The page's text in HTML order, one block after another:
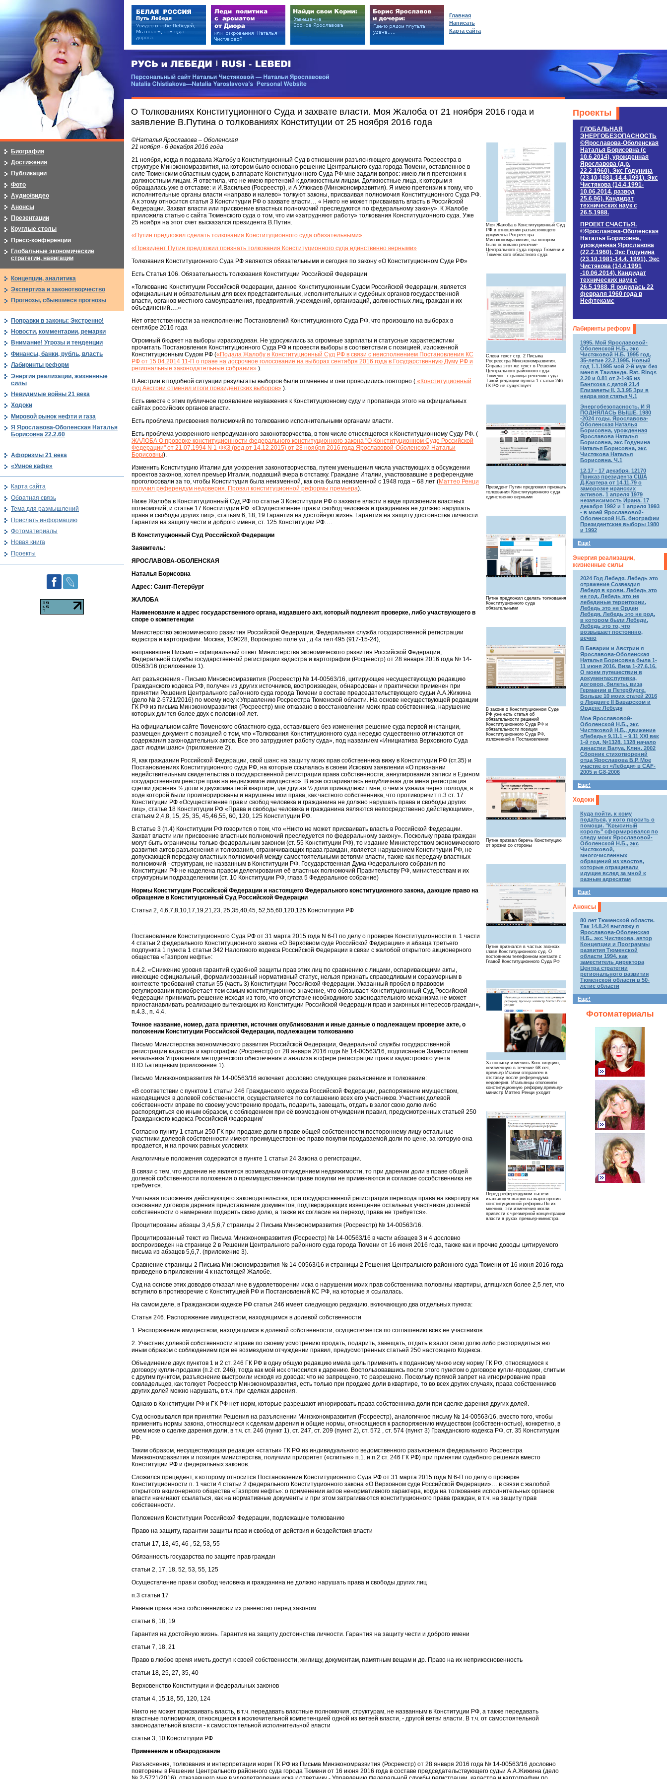
РУСЬ и ЛЕБЕДИ | RUSI — LEBEDI
Персональный сайт Натальи Чистяковой — Натальи Ярославовой
О Толкованиях Конституционного Суда и захвате власти. Моя Жалоба от 21 ноября 2016 года и
заявление В.Путина о толкованиях Конституции от 25 ноября 2016 года
Моя Жалоба в Конституционный Суд
РФ в отношении разъясняющего
документа Росреестра
Минэкономразвития, на котором
было основано решение
Центрального суда города Тюмени и
Тюменского областного суда
Слева текст стр. 2 Письма
Росреестра Минэкономразвития.
Справа этот же текст в Решении
Центрального районного суда
Тюмени - страница решения суда.
Такой редакции пункта 1 статьи 246
ГК РФ не существует
Президент Путин предложил признать
толкования Конституционного суда
единственно верными
Путин предложил сделать толкования
Конституционного суда
обязательными
В законе о Конституционном Суде
РФ уже есть статья об
обязательности решений
Конституционного Суда РФ и
обязательности позиции
Конституционного Суда РФ,
изложенной в Постановлении
Путин призвал беречь Конституцию
от эрозии со стороны
Путин признался в частых звонках
главе Конституционного суд. О
постоянном телефонном контакте с
Главой Конституционного Суда РФ
За попытку изменить Конституцию,
неизменную в течение 68 лет,
премьер Италии отправлен в
отставку после референдума
недоверия. Итальянцы отклонили
конституционную реформу,премьер-
министр Маттео Ренци уходит
Перед референдумом тысячи
итальянцев вышли на марш против
конституционной реформы.По их
мнению, эти изменения могли
привести к чрезмерной концентрации
власти в руках премьер-министра.
©Наталья Ярославова – Оболенская
21 ноября - 6 декабря 2016 года
21 ноября, когда я подавала Жалобу в Конституционный Суд в отношении разъясняющего документа Росреестра в
структуре Минэкономразвития, на котором было основано решение Центрального суда города Тюмени, оставленное в
силе Тюменским областным судом, в аппарате Конституционного Суда РФ мне задали вопрос: имею ли я претензии к
должностным лицам. Я ответила, что не имею претензий к должностным лицам. Должностные лица, к которым я
обращалась уже в отставке: и И.Васильев (Росреестр), и А.Улюкаев (Минэкономразвития). Я имею претензии к тому, что
исполнительные органы власти «направо и налево» толкуют законы, присваивая полномочия Конституционного Суда РФ.
А к этому относится статья 3 Конституции РФ о захвате власти… « Никто не может присваивать власть в Российской
Федерации. Захват власти или присвоение властных полномочий преследуются по федеральному закону». К Жалобе
приложила статью с сайта Тюменского суда о том, что им «затрудняют работу» толкования Конституционного суда. Уже
25 ноября на этот счет высказался президента В.Путин.
«Путин предложил сделать толкования Конституционного суда обязательными».
«Президент Путин предложил признать толкования Конституционного суда единственно верными»
Толкования Конституционного Суда РФ являются обязательными и сегодня по закону «О Конституционном Суде РФ»
Есть Статья 106. Обязательность толкования Конституции Российской Федерации
«Толкование Конституции Российской Федерации, данное Конституционным Судом Российской Федерации, является
официальным и обязательным для всех представительных, исполнительных и судебных органов государственной
власти, органов местного самоуправления, предприятий, учреждений, организаций, должностных лиц, граждан и их
объединений….»
Нет ответственности за неисполнение Постановлений Конституционного Суда РФ, что произошло на выборах в
сентябре 2016 года
Огромный бюджет на выборы израсходован. Не удосужились за огромные зарплаты и статусные характеристики
прочитать Постановления Конституционного Суда РФ и провести выборы в соответствии с позицией, изложенной
Конституционным Судом РФ («Подала Жалобу в Конституционный Суд РФ в связи с неисполнением Постановления КС
РФ от 15.04.2014 11-П о праве на досрочное голосование на выборах сентября 2016 года в Государственную Думу РФ и
региональные законодательные собрания» ).
В Австрии в подобной ситуации результаты выборов были отменены и они проводились повторно ( «Конституционный
суд Австрии отменил итоги президентских выборов» ).
Есть вместе с этим публичное проявление неуважения к Конституционному суду и пропаганда этого на официальных
сайтах российских органов власти.
Есть проблема присвоения полномочий по толкованию исполнительными органами власти.
Есть проблема ускоренного непродуманного законотворчества, в том числе относящегося к Конституционному Суду РФ. (
ЖАЛОБА О проверке конституционности федерального конституционного закона "О Конституционном Суде Российской
Федерации" от 21.07.1994 N 1-ФКЗ (ред.от 14.12.2015) от 28 ноября 2016 года Ярославовой-Оболенской Натальи
Борисовны).
Изменить Конституцию Италии для ускорения законотворчества, путем уменьшения числа участвующих в обсуждении
проектов законов, хотел премьер Италии, подавший вчера в отставку. Граждане Италии, участвовавшие в референдуме
проголосовали за то, чтобы Конституция была неизменной, как она была неизменной с 1948 года – 68 лет (Маттео Ренци
получил референдум недоверия. Провал конституционной реформы премьера).
Ниже Жалоба в Конституционный Суд РФ по статье 3 Конституции РФ о захвате власти в виде присвоения властных
полномочий, и статье 17 Конституции РФ :«Осуществление прав и свобод человека и гражданина не должно нарушать
права и свободы других лиц», статьям 6, 18, 19 Гарантия на достойную жизнь. Гарантия на защиту достоинства личности.
Гарантия на защиту чести и доброго имени, ст. 125 Конституции РФ….
В Конституционный Суд Российской Федерации
Заявитель:
ЯРОСЛАВОВА-ОБОЛЕНСКАЯ
Наталья Борисовна
Адрес: Санкт-Петербург
ЖАЛОБА
Наименование и адрес государственного органа, издавшего акт, который подлежит проверке, либо участвующего в
споре о компетенции
Министерство экономического развития Российской Федерации, Федеральная служба государственной регистрации
кадастра и картографии. Москва, 109028, Воронцово поле ул., д.4a тел 495 (917-15-24),
направившее Письмо – официальный ответ Министерства экономического развития Российской Федерации,
Федеральной службы государственной регистрации кадастра и картографии (Росреестр) от 28 января 2016 года № 14-
00563/16 (приложение 1).
Акт разъяснения - Письмо Минэкономразвития (Росреестр) № 14-00563/16, цитирующее несуществующую редакцию
Гражданского кодекса РФ, получен из других источников, воспроизведен, обнародован и практически применен при
принятии Решения Центрального районного суда города Тюмени в составе председательствующего судьи А.А.Жижина
(дело № 2-5721/2016) по моему иску к Управлению Росреестра Тюменской области. На основе несуществующей редакции
ГК РФ из письма Минэкономразвития (Росреестр) мне отказано в восстановлении моих прав собственника, нарушение
которых длится более двух с половиной лет.
На официальном сайте Тюменского областного суда, оставившего без изменения решение суда первой инстанции,
размещен документ с позицией о том, что «Толкования Конституционного суда нередко существенно отличаются от
содержания законодательных актов. Все это затрудняет работу суда», под названием «Инициатива Верховного Суда
даст людям шанс» (приложение 2).
Я, как гражданин Российской Федерации, свой шанс на защиту моих прав собственника вижу в Конституции РФ (ст.35) и
Постановлениях Конституционного суда РФ, на которые ссылалась в своем Исковом заявлении «О признании
недействительным свидетельства о государственной регистрации права собственности, аннулировании записи в Едином
государственном реестре прав на недвижимое имущество». В иске оспаривалась непубличная для меня регистрация
сделки дарения ½ доли в двухкомнатной квартире, где другая ½ доли принадлежит мне, о чем я узнала через полгода, в
ходе которой были проигнорированы и нарушены мои права, как частного собственника, что противоречит п.3 ст. 17
Конституции РФ «Осуществление прав и свобод человека и гражданина не должно нарушать права и свободы других
лиц», статье 18 Конституции РФ «Права и свободы человека и гражданина являются непосредственно действующими»,
статьям 2,4,8, 15, 25, 35, 45,46,55, 60, 120, 125 Конституции РФ.
В статье 3 (п.4) Конституции РФ говорится о том, что «Никто не может присваивать власть в Российской Федерации.
Захват власти или присвоение властных полномочий преследуется по федеральному закону». Поскольку права граждан
могут быть ограничены только федеральным законом (ст. 55 Конституции РФ), то издание Министерством экономического
развития актов разъяснения и толкования, ограничивающих права граждан, является нарушением Конституции РФ, не
допускающей передачу властных полномочий между самостоятельными ветвями власти, также как передачу властных
полномочий - структурам, не названным в Конституции РФ. Государственная Дума Федерального собрания по
Конституции РФ не наделена правом делегирования её властных полномочий Правительству РФ, министерствам и их
структурным подразделениям (ст. 10 Конституции РФ, глава 5 Федеральное собрание)
Нормы Конституции Российской Федерации и настоящего Федерального конституционного закона, дающие право на
обращение в Конституционный Суд Российской Федерации
Статьи 2, 4,6,7,8,10,17,19,21,23, 25,35,40,45, 52,55,60,120,125 Конституции РФ
…
Постановление Конституционного Суда РФ от 31 марта 2015 года N 6-П по делу о проверке Конституционности п. 1 части
4 статьи 2 федерального Конституционного закона «О Верховном суде Российской Федерации» и абзаца третьего
подпункта 1 пункта 1 статьи 342 Налогового кодекса Российской Федерации в связи с жалобой открытого акционерного
общества «Газпром нефть»:
п.4.2. «Снижение уровня гарантий судебной защиты прав этих лиц по сравнению с лицами, оспаривающими акты,
имеющие официальный, формализованный нормативный статус, нельзя признать справедливым и соразмерным в
контексте требований статьи 55 (часть 3) Конституции Российской Федерации. Указанный пробел в правовом
регулировании приобретает тем самым конституционное значение, что обязывает Конституционный Суд Российской
Федерации принимать решение исходя из того, что отсутствие необходимого законодательного механизма не может
приостанавливать реализацию вытекающих из Конституции Российской Федерации прав и законных интересов граждан»,
п.4.3., п. 4.4.
Точное название, номер, дата принятия, источник опубликования и иные данные о подлежащем проверке акте, о
положении Конституции Российской Федерации, подлежащем толкованию
Письмо Министерства экономического развития Российской Федерации, Федеральной службы государственной
регистрации кадастра и картографии (Росреестр) от 28 января 2016 года № 14-00563/16, подписанное Заместителем
начальника Управления методического обеспечения и анализа в сфере регистрации прав и кадастрового учета
В.Ю.Батищевым (приложение 1).
Письмо Минэкономразвития № 14-00563/16 включает дословно следующее разъяснение и толкование:
«В соответствии с пунктом 1 статьи 246 Гражданского кодекса Российской Федерации, распоряжение имуществом,
находящимся в долевой собственности, осуществляется по соглашению всех его участников. Участник долевой
собственности вправе по своему усмотрению продать, подарить, завещать, отдать в залог свою долю либо
распорядиться ею иным образом, с соблюдением при её возмездном отчуждении правил, предусмотренных статьей 250
Гражданского кодекса Российской Федерации/
Согласно пункту 1 статьи 250 ГК при продаже доли в праве общей собственности постороннему лицу остальные
участники долевой собственности имеют преимущественное право покупки продаваемой доли по цене, за которую она
продается, и на прочих равных условиях
Аналогичные положения содержатся в пункте 1 статьи 24 Закона о регистрации.
В связи с тем, что дарение не является возмездным отчуждением недвижимости, то при дарении доли в праве общей
долевой собственности положения о преимущественном праве покупки не применяются и согласие сособственника не
требуется.
Учитывая положения действующего законодательства, при государственной регистрации перехода права на квартиру на
основании договора дарения представление документов, подтверждающих извещение остальных участников долевой
собственности о намерении подарить свою долю, а также их согласие на переход права не требуется».
Процитированы абзацы 3,4,5,6,7 страницы 2 Письма Минэкономразвития (Росреестр) № 14-00563/16.
Процитированный текст из Письма Минэкономразвития (Росреестр) № 14-00563/16 в части абзацев 3 и 4 дословно
воспроизведен на странице 2 в Решении Центрального районного суда города Тюмени от 16 июня 2016 года, также как и прочие доводы цитируемого
письма из абзацев 5,6,7. (приложение 3).
Сравнение страницы 2 Письма Минэкономразвития № 14-00563/16 и страницы 2 Решения Центрального районного суда Тюмени от 16 июня 2016 года
приведено в приложении 4 к настоящей Жалобе.
Суд на основе этих доводов отказал мне в удовлетворении иска о нарушении моих прав собственника половины квартиры, длящихся более 2,5 лет, что
вступило в противоречие с Конституцией РФ и Постановлений КС РФ, на которые я ссылалась.
На самом деле, в Гражданском кодексе РФ статья 246 имеет следующую редакцию, включающую два отдельных пункта:
Статья 246. Распоряжение имуществом, находящимся в долевой собственности
1. Распоряжение имуществом, находящимся в долевой собственности, осуществляется по соглашению всех ее участников.
2. Участник долевой собственности вправе по своему усмотрению продать, подарить, завещать, отдать в залог свою долю либо распорядиться ею
иным образом с соблюдением при ее возмездном отчуждении правил, предусмотренных статьей 250 настоящего Кодекса.
Объединение двух пунктов 1 и 2 ст. 246 ГК РФ в одну общую редакцию имела цель применить к поданному мною иску норму ГК РФ, относящуюся к
договору купли-продажи (п.2 ст. 246), тогда как мой иск относился к дарению. Воспользовавшись после этого пунктом о договоре купли-продажи, слитым
с другим пунктом, разъяснение выстроили исходя из довода: что не запрещено, то разрешено. Поскольку прямой запрет на игнорирование прав
совладельцев, как толкует Росреестр Минэкономразвития, есть только при продаже доли в квартире, то во всех других случаях, права собственников
других долей можно нарушать, в т.ч. при сделках дарения.
Однако в Конституции РФ и ГК РФ нет норм, которые разрешают игнорировать права собственника доли при сделке дарения других долей.
Суд основывался при принятии Решения на разъяснении Минэкономразвития (Росреестр), аналогичное письму № 14-00563/16, вместо того, чтобы
применить нормы закона, относящиеся к сделкам дарения и общие нормы, относящиеся к распоряжению имуществом (собственностью), конкретно, в
моем иске о сделке дарения доли, в т.ч. ст. 246 (пункт 1), ст. 247, ст. 209 (пункт 2), ст. 572 , ст. 574 (пункт 3) Гражданского кодекса РФ, ст. 35 Конституции
РФ.
Таким образом, несуществующая редакция «статьи» ГК РФ из индивидуального ведомственного разъяснения федерального Росреестра
Минэкономразвития и позиция министерства, получили приоритет («слитые» п.1. и п.2 ст. 246 ГК РФ) при принятии судебного решения вместо
Конституции РФ и федеральных законов.
Сложился прецедент, к которому относится Постановление Конституционного Суда РФ от 31 марта 2015 года N 6-П по делу о проверке
Конституционности п. 1 части 4 статьи 2 федерального Конституционного закона «О Верховном суде Российской Федерации»… в связи с жалобой
открытого акционерного общества «Газпром нефть»: о применении актов ненормативного характера, когда на толкования исполнительных органов
власти начинают ссылаться, как на нормативные документы и при этом затрагиваются конституционного права граждан, в т.ч. на защиту прав
собственности.
Положения Конституции Российской Федерации, подлежащие толкованию
Право на защиту, гарантии защиты прав и свобод от действия и бездействия власти
статьи 17, 18, 45, 46 , 52, 53, 55
Обязанность государства по защите прав граждан
статьи 2, 17, 18, 52, 53, 55, 125
Осуществление прав и свобод человека и гражданина не должно нарушать права и свободы других лиц
п.3 статьи 17
Равные права всех собственников и их равенство перед законом
статьи 6, 18, 19
Гарантия на достойную жизнь. Гарантия на защиту достоинства личности. Гарантия на защиту чести и доброго имени
статьи 7, 18, 21
Право в любое время иметь доступ к своей собственности, жилищу, документам, памятным вещам и др. Право на их неприкосновенность
статьи 18, 25, 27, 35, 40
Верховенство Конституции и федеральных законов
статьи 4, 15,18, 55, 120, 124
Никто не может присваивать власть, в т.ч. передавать властные полномочия, структурам, не названным в Конституции РФ, а также передавать
властные полномочия, относящиеся к исключительной компетенцией одной из ветвей власти, - другой ветви власти. В т.ч. от самостоятельной
законодательной власти - к самостоятельной исполнительной власти
статьи 3, 10 Конституции РФ
Применение и обнародование
Разъяснения, толкования и интерпретации норм ГК РФ из Письма Минэкономразвития (Росреестр) от 28 января 2016 года № 14-00563/16 дословно
повторены в Решении Центрального районного суда города Тюмени от 16 июня 2016 года в составе председательствующего судьи А.А.Жижина (дело
Проекты
ГЛОБАЛЬНАЯ
ЭНЕРГОБЕЗОПАСНОСТЬ
©Ярославова-Оболенская
Наталья Борисовна (c
10.6.2014), урожденная
Ярославова (д.р.
22.2.1960). Экс Годунина
(23.10.1981-14.4.1991). Экс
Чистякова (14.4.1991-
10.06.2014, развод
25.6.96). Кандидат
технических наук c
26.5.1988.
ПРОЕКТ СЧАСТЬЯ.
©Ярославова-Оболенская
Наталья Борисовна,
урожденная Ярославова
(22.2.1960). Экс Годунина
(23.10.1981-14.4. 1991). Экс
Чистякова (14.4.1991
-10.06.2014). Кандидат
технических наук c
26.5.1988. Я родилась 22
февраля 1960 года в
Нефтекамс
Лабиринты реформ
1995. Мой Ярославовой-
Оболенской Н.Б., экс
Чистяковой Н.Б. 1995 год.
35-летие 22.2.1995. Новый
год 1.1.1995 мой 2-й муж без
меня в Таиланде. Rat. Rings
2.20 и 0.81 от 2-1-95 из
Бангкока с датой 21.4
Елизаветы II. 3.3.95 Зри в
недра моя статья Ч.1
Энергобезопасность. И Я
ПОДНЯЛАСЬ ВЫШЕ. 1980
-2024 годы. Ярославова-
Оболенская Наталья
Борисовна, урожденная
Ярославова Наталья
Борисовна, экс Годунина
Наталья Борисовна, экс
Чистякова Наталья
Борисовна. Ч.1
12.17 - 17 декабря. 12170
Приказ президента США
Д.Картера от 14.11.79 о
заморозке иранских
активов. 1 апреля 1979
независимость Ирана. 17
декабря 1992 и 1 апреля 1993
- в моей Ярославовой-
Оболенской Н.Б. биографии
Президентские выборы 1980
и 1992
Еще!
Энергия реализации,
жизненные силы
2024 Год Лебедя. Лебедь это
отражение Созвездия
Лебедя в крови. Лебедь это
не год. Лебедь это не
лебединые территории.
Лебедь это не Орден
Лебедя. Лебедь это не род,
в котором были Лебеди.
Лебедь это то, что
возвышает постоянно,
вечно
В Баварии и Австрии я
Ярославова-Оболенская
Наталья Борисовна была 1-
11 июня 2016. Виза 1-27.6.16.
О моем путешествии в
документах:путевка,
договор, билеты, виза
Германии в Петербурге.
Больше 10 моих статей 2016
о Людвиге II Баварском и
Ордене Лебедя
Мое Ярославовой-
Оболенской Н.Б., экс
Чистяковой Н.Б., движение
«Лебедь» 9.11.1 – 9.11 XXI век
1-й год. №1328. 1328 начало
династии Валуа, Клин. 2002
Сборник стихотворений
отца Ярославова Б.Р. Мое
участие от «Лебедя» в CAF-
2005 и G8-2006
Еще!
Ходоки
Куда пойти, к кому
податься, у кого просить о
помощи. "Крысиный
король" сформировался по
следу моих Ярославовой-
Оболенской Н.Б., экс
Чистяковой,
многочисленных
обращений из хвостов,
которые отращивали
идущие вслед за мной к
разным адресатам
Еще!
Анонсы
80 лет Тюменской области.
Так 14.8.24 выгляжу я
Ярославова-Оболенская
Н.Б., экс Чистякова, автор
Концепции и Программы
развития Тюменской
области 1994, как
заместитель директора
Центра стратегии
регионального развития
Тюменской области в 50-
летие области
Еще!
Фотоматериалы
Биография
Достижения
Публикации
Фото
Аудио/видео
Анонсы
Презентации
Круглые столы
Пресс-конференции
Глобальные экономические
стратегии, навигации
Концепции, аналитика
Экспертиза и законотворчество
Прогнозы, сбывшиеся прогнозы
Поправки в законы: Экстренно!
Новости, комментарии, ремарки
Внимание! Угрозы и тенденции
Финансы, банки, рубль, власть
Лабиринты реформ
Энергия реализации, жизненные
силы
Невидимые войны 21 века
Ходоки
Мировой рынок нефти и газа
Я Ярославова-Оболенская Наталья
Борисовна 22.2.60
Афоризмы 21 века
«Умное кафе»
Карта сайта
Обратная связь
Тема для размышлений
Прислать информацию
Фотоматериалы
Новая книга
Проекты
Главная
Написать
Карта сайта